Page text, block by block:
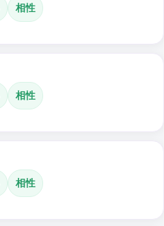
相性
相性
相性